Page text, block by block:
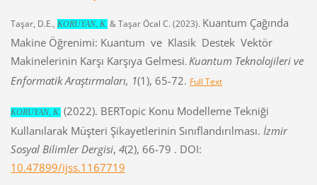
Taşar, D.E., KORUYAN, K. & Taşar Öcal C. (2023). Kuantum Çağında
Makine Öğrenimi: Kuantum ve Klasik Destek Vektör
Makinelerinin Karşı Karşıya Gelmesi. Kuantum Teknolojileri ve
Enformatik Araştırmaları, 1(1), 65-72. Full Text
KORUYAN, K.(2022). BERTopic Konu Modelleme Tekniği
Kullanılarak Müşteri Şikayetlerinin Sınıflandırılması. İzmir
Sosyal Bilimler Dergisi, 4(2), 66-79 . DOI:
10.47899/ijss.1167719